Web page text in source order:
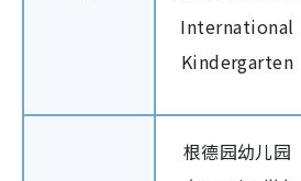
International
Kindergarten
根德园幼儿园